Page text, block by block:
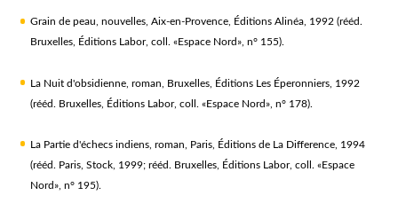
Grain de peau, nouvelles, Aix-en-Provence, Éditions Alinéa, 1992 (rééd.
Bruxelles, Éditions Labor, coll. «Espace Nord», n° 155).
La Nuit d'obsidienne, roman, Bruxelles, Éditions Les Éperonniers, 1992
(rééd. Bruxelles, Éditions Labor, coll. «Espace Nord», n° 178).
La Partie d'échecs indiens, roman, Paris, Éditions de La Difference, 1994
(rééd. Paris, Stock, 1999; rééd. Bruxelles, Éditions Labor, coll. «Espace
Nord», n° 195).